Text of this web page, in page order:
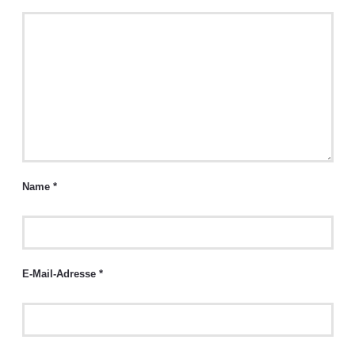
Name *
E-Mail-Adresse *